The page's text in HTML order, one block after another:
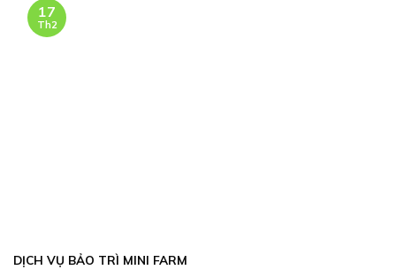
DỊCH VỤ BẢO TRÌ MINI FARM
17
Th2